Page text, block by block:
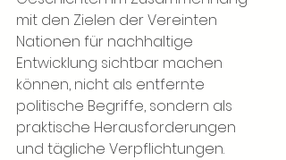
mit den Zielen der Vereinten
Nationen für nachhaltige
Entwicklung sichtbar machen
können, nicht als entfernte
politische Begriffe, sondern als
praktische Herausforderungen
und tägliche Verpflichtungen.